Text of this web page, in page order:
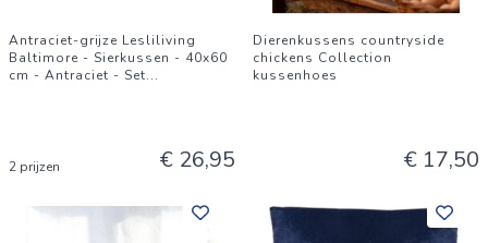
Antraciet-grijze Lesliliving
Baltimore - Sierkussen - 40x60
cm - Antraciet - Set...
2 prijzen € 26,95
Dierenkussens countryside
chickens Collection
kussenhoes
€ 17,50